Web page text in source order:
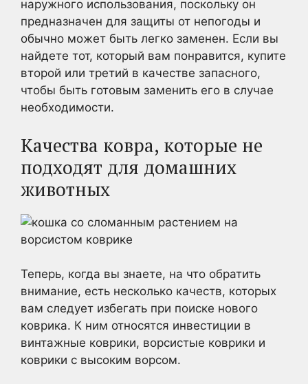
наружного использования, поскольку он
предназначен для защиты от непогоды и
обычно может быть легко заменен. Если вы
найдете тот, который вам понравится, купите
второй или третий в качестве запасного,
чтобы быть готовым заменить его в случае
необходимости.
Качества ковра, которые не
подходят для домашних
животных
Теперь, когда вы знаете, на что обратить
внимание, есть несколько качеств, которых
вам следует избегать при поиске нового
коврика. К ним относятся инвестиции в
винтажные коврики, ворсистые коврики и
коврики с высоким ворсом.